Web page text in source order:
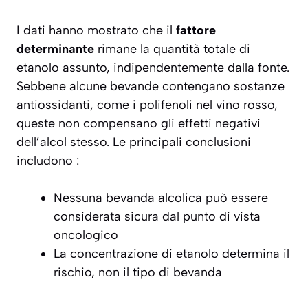
I dati hanno mostrato che il fattore
determinante rimane la quantità totale di
etanolo assunto, indipendentemente dalla fonte.
Sebbene alcune bevande contengano sostanze
antiossidanti, come i polifenoli nel vino rosso,
queste non compensano gli effetti negativi
dell’alcol stesso. Le principali conclusioni
includono :
Nessuna bevanda alcolica può essere
considerata sicura dal punto di vista
oncologico
La concentrazione di etanolo determina il
rischio, non il tipo di bevanda